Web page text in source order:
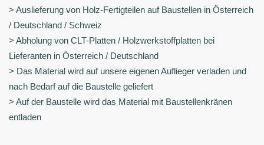
> Auslieferung von Holz-Fertigteilen auf Baustellen in Österreich
/ Deutschland / Schweiz
> Abholung von CLT-Platten / Holzwerkstoffplatten bei
Lieferanten in Österreich / Deutschland
> Das Material wird auf unsere eigenen Auflieger verladen und
nach Bedarf auf die Baustelle geliefert
> Auf der Baustelle wird das Material mit Baustellenkränen
entladen